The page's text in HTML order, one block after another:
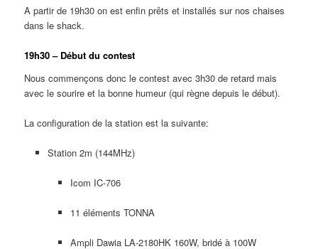
A partir de 19h30 on est enfin prêts et installés sur nos chaises
dans le shack.
19h30 – Début du contest
Nous commençons donc le contest avec 3h30 de retard mais
avec le sourire et la bonne humeur (qui règne depuis le début).
La configuration de la station est la suivante:
Station 2m (144MHz)
Icom IC-706
11 éléments TONNA
Ampli Dawia LA-2180HK 160W, bridé à 100W